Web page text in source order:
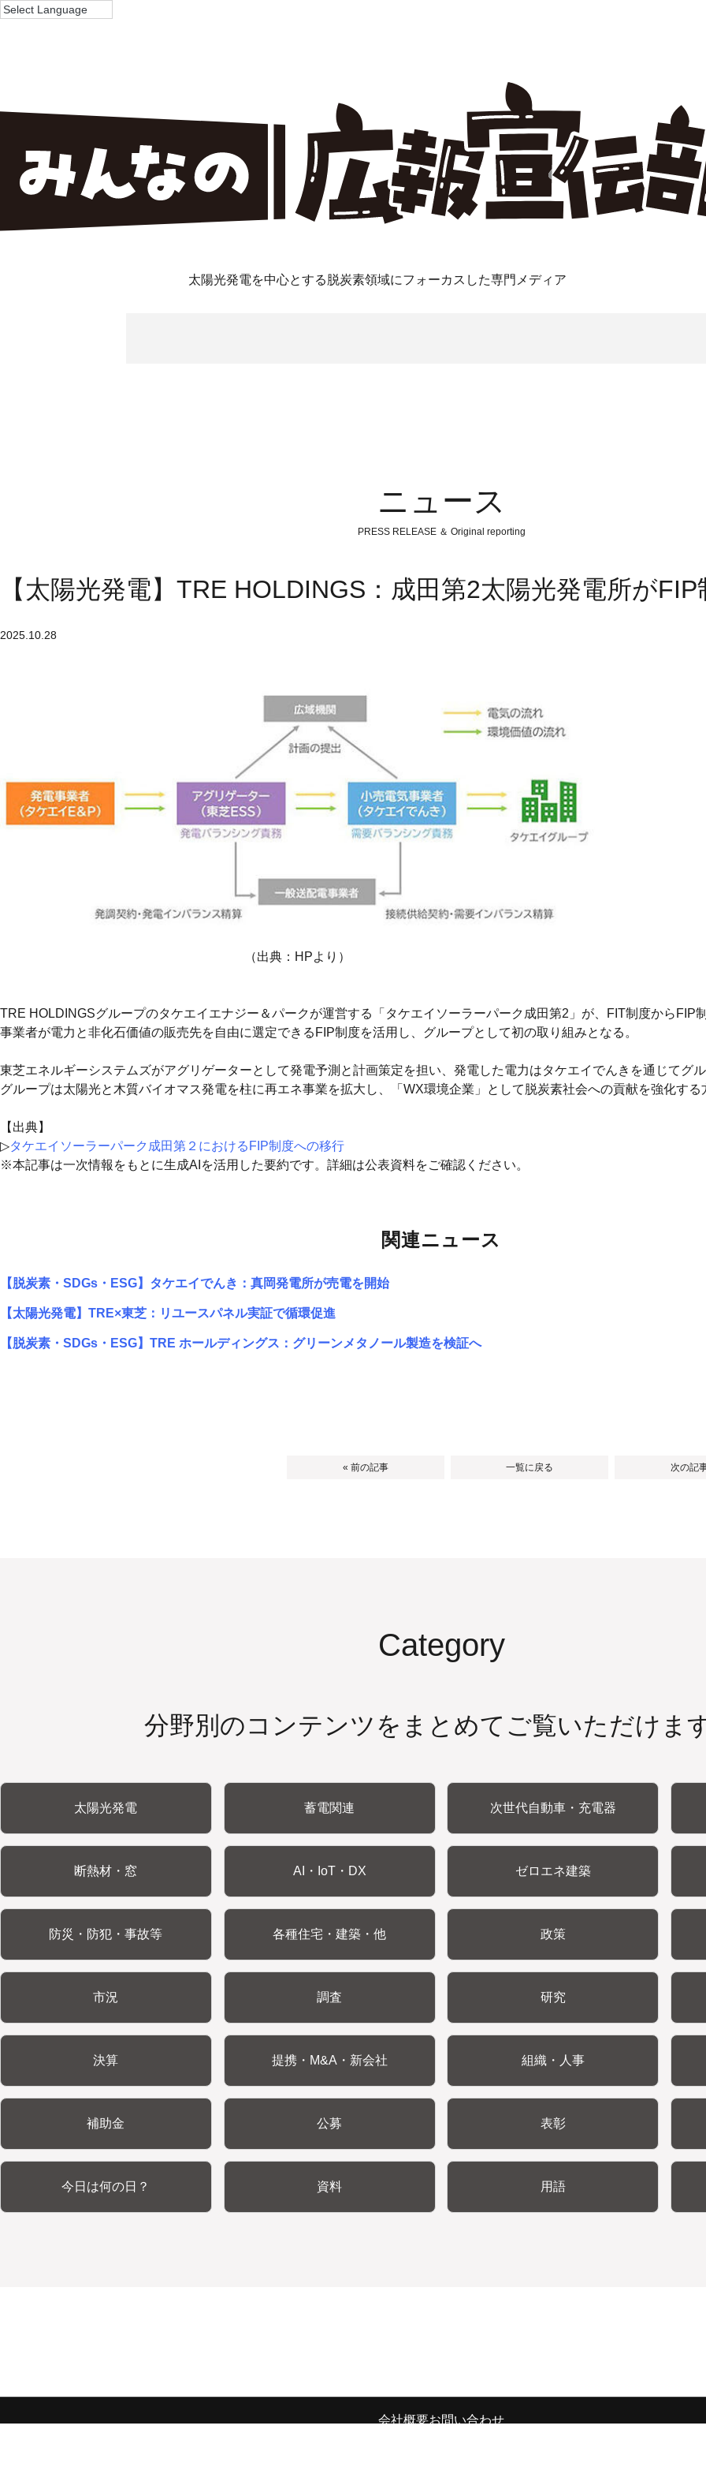
太陽光発電を中心とする脱炭素領域にフォーカスした専門メディア
ニュース
PRESS RELEASE ＆ Original reporting
【太陽光発電】TRE HOLDINGS：成田第2太陽光発電所が
2025.10.28
（出典：HPより）
TRE HOLDINGSグループのタケエイエナジー＆パークが運営する「タケエイソーラーパーク成田第2」が、FIT制度からFIP
事業者が電力と非化石価値の販売先を自由に選定できるFIP制度を活用し、グループとして初の取り組みとなる。
東芝エネルギーシステムズがアグリゲーターとして発電予測と計画策定を担い、発電した電力はタケエイでんきを通じてグ
グループは太陽光と木質バイオマス発電を柱に再エネ事業を拡大し、「WX環境企業」として脱炭素社会への貢献を強化する
【出典】
▷タケエイソーラーパーク成田第２におけるFIP制度への移行
※本記事は一次情報をもとに生成AIを活用した要約です。詳細は公表資料をご確認ください。
関連ニュース
【脱炭素・SDGs・ESG】タケエイでんき：真岡発電所が売電を開始
【太陽光発電】TRE×東芝：リユースパネル実証で循環促進
【脱炭素・SDGs・ESG】TRE ホールディングス：グリーンメタノール製造を検証へ
« 前の記事 一覧に戻る 次の記
Category
分野別のコンテンツをまとめてご覧いただけま
太陽光発電 蓄電関連 次世代自動車・充電器
断熱材・窓 AI・IoT・DX ゼロエネ建築
防災・防犯・事故等 各種住宅・建築・他 政策
市況 調査 研究
決算 提携・M&A・新会社 組織・人事
補助金 公募 表彰
今日は何の日？ 資料 用語
会社概要お問い合わせ